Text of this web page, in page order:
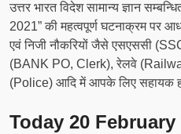
उत्तर भारत विदेश सामान्य ज्ञान
2021” की महत्वपूर्ण घटनाक्रम पर
एवं निजी नौकरियों जैसे एसएससी
(BANK PO, Clerk), रेलवे
(Police) आदि में आपके लिए सहायक
Today 20